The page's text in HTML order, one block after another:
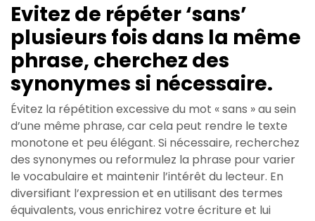
Evitez de répéter ‘sans’
plusieurs fois dans la même
phrase, cherchez des
synonymes si nécessaire.
Évitez la répétition excessive du mot « sans » au sein
d’une même phrase, car cela peut rendre le texte
monotone et peu élégant. Si nécessaire, recherchez
des synonymes ou reformulez la phrase pour varier
le vocabulaire et maintenir l’intérêt du lecteur. En
diversifiant l’expression et en utilisant des termes
équivalents, vous enrichirez votre écriture et lui